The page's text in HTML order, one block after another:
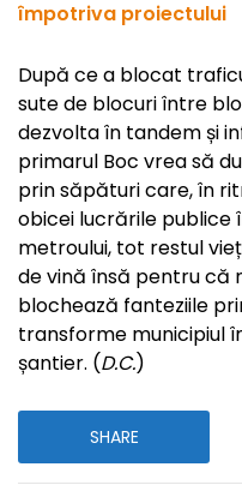
împotriva proiectului
După ce a blocat
sute de blocuri între
dezvolta în tandem și
primarul Boc vrea să
prin săpături care, în
obicei lucrările publice
metroului, tot restul
de vină însă pentru că
blochează fanteziile
transforme municipiul
șantier. (D.C.)
SHARE